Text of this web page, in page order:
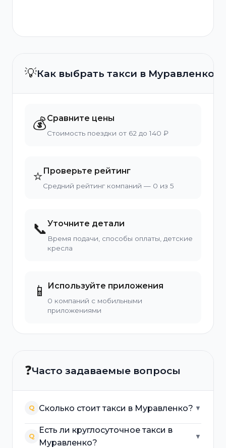
💡Как выбрать такси в Муравленко?
💰Сравните цены
Стоимость поездки от 62 до 140 ₽
⭐Проверьте рейтинг
Средний рейтинг компаний — 0 из 5
📞Уточните детали
Время подачи, способы оплаты, детские
кресла
📱 Используйте приложения
0 компаний с мобильными
приложениями
❓Часто задаваемые вопросы
Q Сколько стоит такси в Муравленко? ▼
Q
Есть ли круглосуточное такси в
Муравленко?
▼